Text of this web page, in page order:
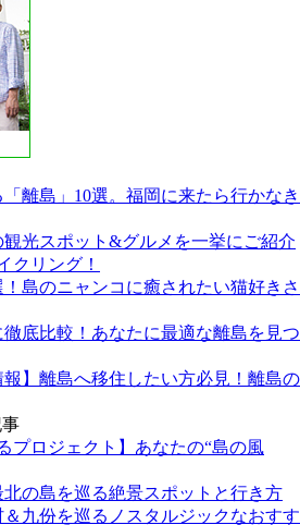
離島」10選。福岡に来たら行かなき
光スポット&グルメを一挙にご紹介
クリング！
島のニャンコに癒されたい猫好きさ
底比較！あなたに最適な離島を見つ
報】離島へ移住したい方必見！離島の
プロジェクト】あなたの“島の風
の島を巡る絶景スポットと行き方
九份を巡るノスタルジックなおすす